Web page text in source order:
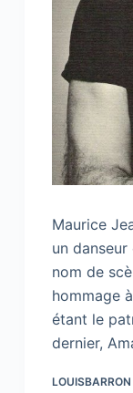
Maurice
un
nom de
hommage
étant le
dernier,
LOUISBARRON